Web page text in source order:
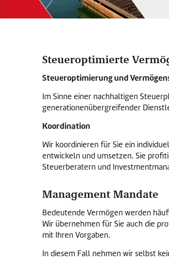
Steueroptimierte
Steueroptimierung und
Im Sinne einer nachhaltigen
generationenübergreifender
Koordination
Wir koordinieren für Sie ein
entwickeln und umsetzen. Sie
Steuerberatern und
Management Mandate
Bedeutende Vermögen werden
Wir übernehmen für Sie auch die
mit Ihren Vorgaben.
In diesem Fall nehmen wir selbst